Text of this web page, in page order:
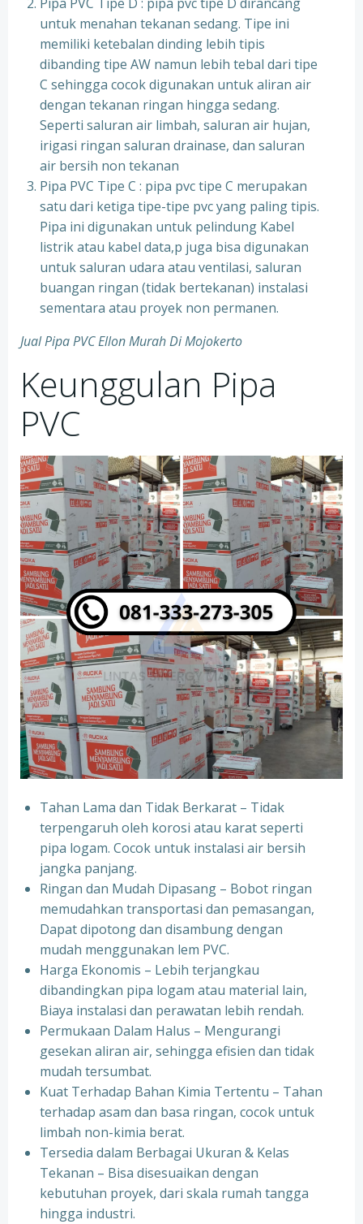
untuk menahan tekanan sedang. Tipe ini
memiliki ketebalan dinding lebih tipis
dibanding tipe AW namun lebih tebal dari tipe
C sehingga cocok digunakan untuk aliran air
dengan tekanan ringan hingga sedang.
Seperti saluran air limbah, saluran air hujan,
irigasi ringan saluran drainase, dan saluran
air bersih non tekanan
Pipa PVC Tipe C : pipa pvc tipe C merupakan
satu dari ketiga tipe-tipe pvc yang paling tipis.
Pipa ini digunakan untuk pelindung Kabel
listrik atau kabel data,p juga bisa digunakan
untuk saluran udara atau ventilasi, saluran
buangan ringan (tidak bertekanan) instalasi
sementara atau proyek non permanen.
Jual Pipa PVC Ellon Murah Di Mojokerto
Keunggulan Pipa
PVC
Tahan Lama dan Tidak Berkarat – Tidak
terpengaruh oleh korosi atau karat seperti
pipa logam. Cocok untuk instalasi air bersih
jangka panjang.
Ringan dan Mudah Dipasang – Bobot ringan
memudahkan transportasi dan pemasangan,
Dapat dipotong dan disambung dengan
mudah menggunakan lem PVC.
Harga Ekonomis – Lebih terjangkau
dibandingkan pipa logam atau material lain,
Biaya instalasi dan perawatan lebih rendah.
Permukaan Dalam Halus – Mengurangi
gesekan aliran air, sehingga efisien dan tidak
mudah tersumbat.
Kuat Terhadap Bahan Kimia Tertentu – Tahan
terhadap asam dan basa ringan, cocok untuk
limbah non-kimia berat.
Tersedia dalam Berbagai Ukuran & Kelas
Tekanan – Bisa disesuaikan dengan
kebutuhan proyek, dari skala rumah tangga
hingga industri.